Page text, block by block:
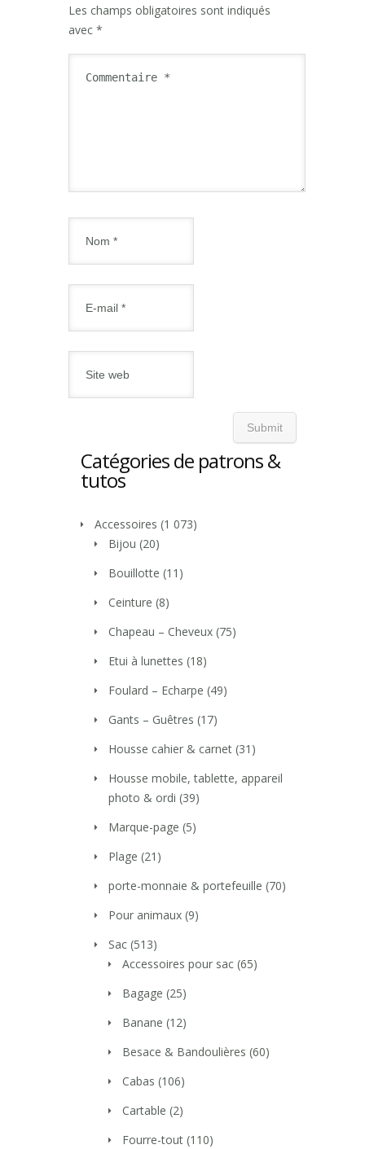
Les champs obligatoires sont indiqués
avec *
Catégories de patrons &
tutos
Accessoires (1 073)
Bijou (20)
Bouillotte (11)
Ceinture (8)
Chapeau – Cheveux (75)
Etui à lunettes (18)
Foulard – Echarpe (49)
Gants – Guêtres (17)
Housse cahier & carnet (31)
Housse mobile, tablette, appareil
photo & ordi (39)
Marque-page (5)
Plage (21)
porte-monnaie & portefeuille (70)
Pour animaux (9)
Sac (513)
Accessoires pour sac (65)
Bagage (25)
Banane (12)
Besace & Bandoulières (60)
Cabas (106)
Cartable (2)
Fourre-tout (110)